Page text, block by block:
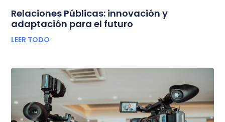
Relaciones Públicas: innovación y
adaptación para el futuro
LEER TODO